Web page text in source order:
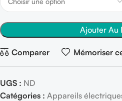
Ajouter Au
Comparer Mémoriser
UGS : ND
Catégories : Appareils